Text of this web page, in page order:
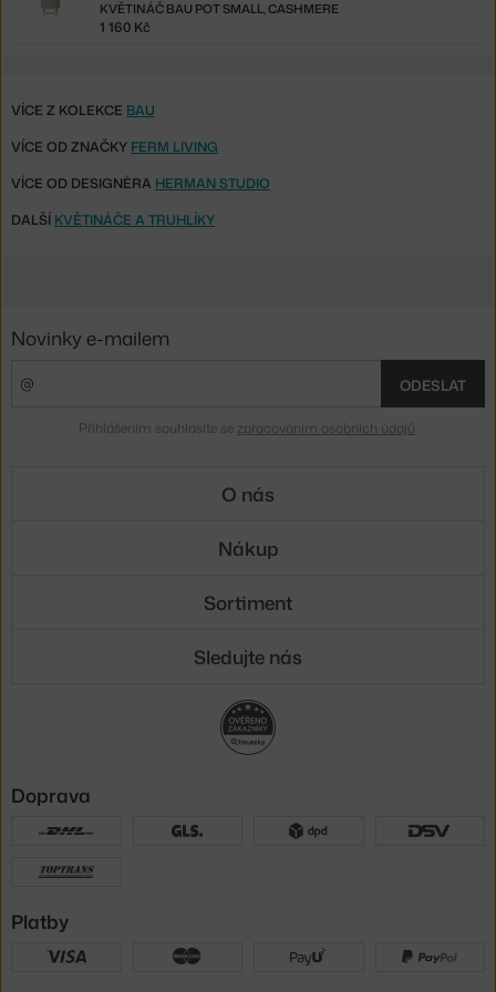
KVĚTINÁČ BAU POT SMALL, CASHMERE
1 160 Kč
VÍCE Z KOLEKCE BAU
VÍCE OD ZNAČKY FERM LIVING
VÍCE OD DESIGNÉRA HERMAN STUDIO
DALŠÍ KVĚTINÁČE A TRUHLÍKY
Novinky e-mailem
ODESLAT
Přihlášením souhlasíte se zpracováním osobních údajů
O nás
Nákup
Sortiment
Sledujte nás
Doprava
Platby